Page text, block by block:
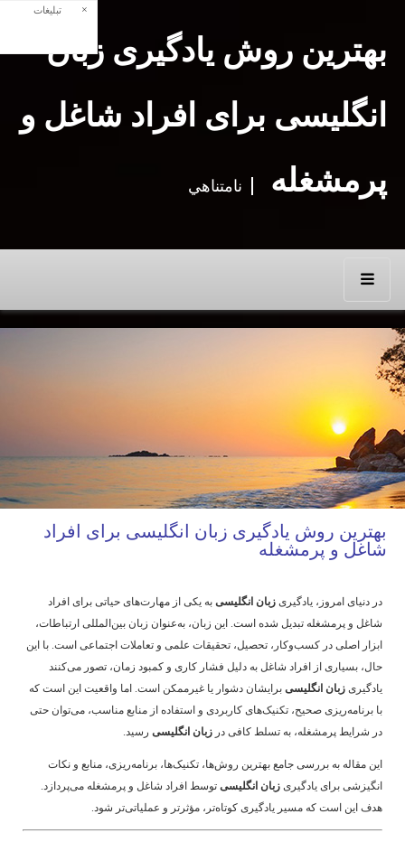
بهترین روش یادگیری زبان
انگلیسی برای افراد شاغل و
پرمشغله
نامتناهي
بهترین روش یادگیری زبان انگلیسی برای افراد
شاغل و پرمشغله
در دنیای امروز، یادگیریزبان انگلیسیبه یکی از مهارت‌های حیاتی برای افراد
شاغل و پرمشغله تبدیل شده است. این زبان، به‌عنوان زبان بین‌المللی ارتباطات،
ابزار اصلی در کسب‌وکار، تحصیل، تحقیقات علمی و تعاملات اجتماعی است. با این
حال، بسیاری از افراد شاغل به دلیل فشار کاری و کمبود زمان، تصور می‌کنند
یادگیریزبان انگلیسیبرایشان دشوار یا غیرممکن است. اما واقعیت این است که
با برنامه‌ریزی صحیح، تکنیک‌های کاربردی و استفاده از منابع مناسب، می‌توان حتی
در شرایط پرمشغله، به تسلط کافی درزبان انگلیسیرسید.
این مقاله به بررسی جامع بهترین روش‌ها، تکنیک‌ها، برنامه‌ریزی، منابع و نکات
انگیزشی برای یادگیریزبان انگلیسیتوسط افراد شاغل و پرمشغله می‌پردازد.
هدف این است که مسیر یادگیری کوتاه‌تر، مؤثرتر و عملیاتی‌تر شود.
تبلیغات